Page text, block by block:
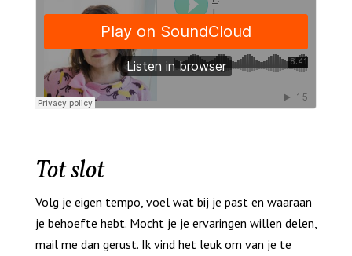
Tot slot
Volg je eigen tempo, voel wat bij je past en waaraan
je behoefte hebt. Mocht je je ervaringen willen delen,
mail me dan gerust. Ik vind het leuk om van je te